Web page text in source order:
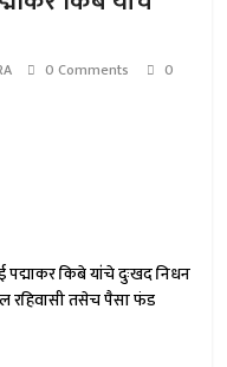
0 Comments
0
पद्माकर किबे यांचे दुःखद निधन
रहिवासी तसेच पैसा फंड